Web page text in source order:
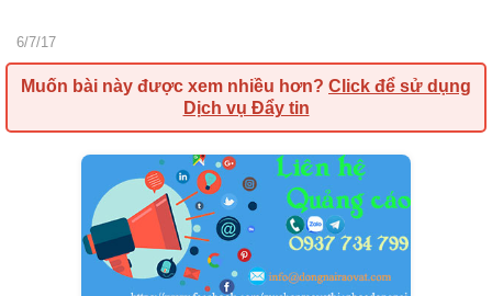
6/7/17
Muốn bài này được xem nhiều hơn? Click để sử dụng
Dịch vụ Đẩy tin